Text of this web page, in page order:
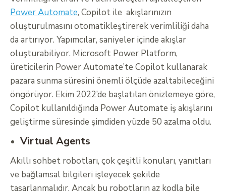
Power Automate, Copilot ile akışlarınızın
oluşturulmasını otomatikleştirerek verimliliği daha
da artırıyor. Yapımcılar, saniyeler içinde akışlar
oluşturabiliyor. Microsoft Power Platform,
üreticilerin Power Automate’te Copilot kullanarak
pazara sunma süresini önemli ölçüde azaltabileceğini
öngörüyor. Ekim 2022’de başlatılan önizlemeye göre,
Copilot kullanıldığında Power Automate iş akışlarını
geliştirme süresinde şimdiden yüzde 50 azalma oldu.
Virtual Agents
Akıllı sohbet robotları, çok çeşitli konuları, yanıtları
ve bağlamsal bilgileri işleyecek şekilde
tasarlanmalıdır. Ancak bu robotların az kodla bile